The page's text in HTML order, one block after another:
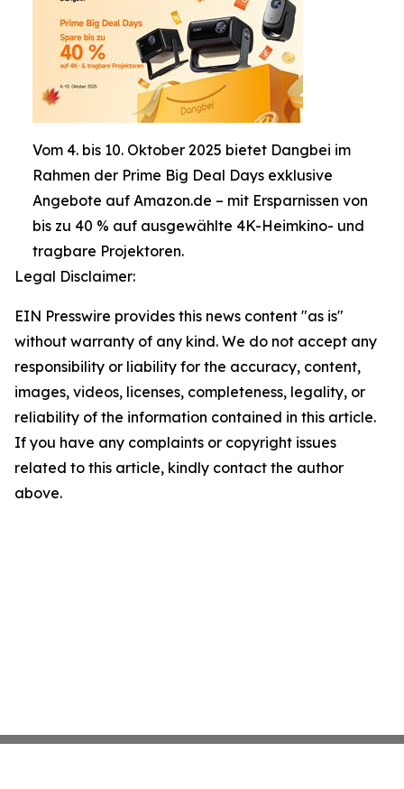
Vom 4. bis 10. Oktober 2025 bietet Dangbei im
Rahmen der Prime Big Deal Days exklusive
Angebote auf Amazon.de – mit Ersparnissen von
bis zu 40 % auf ausgewählte 4K-Heimkino- und
tragbare Projektoren.
Legal Disclaimer:
EIN Presswire provides this news content "as is"
without warranty of any kind. We do not accept any
responsibility or liability for the accuracy, content,
images, videos, licenses, completeness, legality, or
reliability of the information contained in this article.
If you have any complaints or copyright issues
related to this article, kindly contact the author
above.